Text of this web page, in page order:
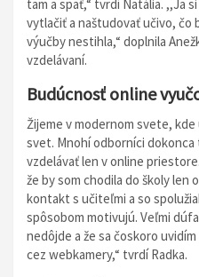
tam a späť,“ tvrdí Natália. ,,Ja
vytlačiť a naštudovať učivo, čo
výučby nestihla,“ doplnila
vzdelávaní.
Budúcnosť online
Žijeme v modernom svete,
svet. Mnohí odborníci
vzdelávať len v online
že by som chodila do školy len
kontakt s učiteľmi a so
spôsobom motivujú. Veľmi
nedôjde a že sa čoskoro
cez webkamery,“ tvrdí Radka.